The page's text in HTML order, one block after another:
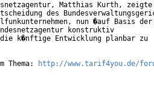
Matthias Kurth,
des
nun �auf Basis der
konstruktiv
die k�nftige Entwicklung planbar zu
Thema:
http://www.tarif4you.de/